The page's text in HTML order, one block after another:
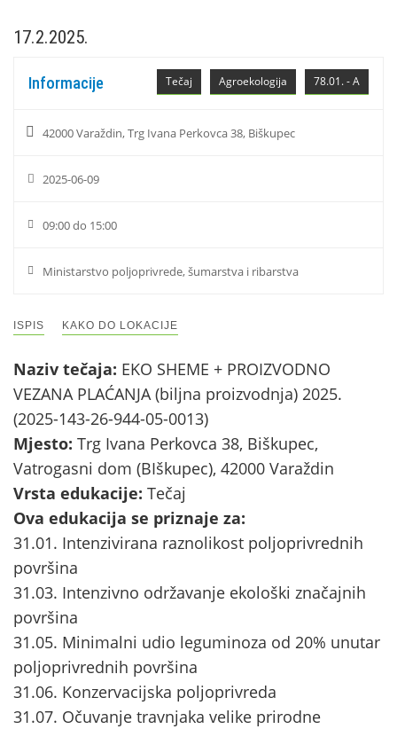
17.2.2025.
78.01. - A
Agroekologija
Tečaj
Informacije
42000 Varaždin, Trg Ivana Perkovca 38, Biškupec
2025-06-09
09:00 do 15:00
Ministarstvo poljoprivrede, šumarstva i ribarstva
ISPIS KAKO DO LOKACIJE
Naziv tečaja: EKO SHEME + PROIZVODNO
VEZANA PLAĆANJA (biljna proizvodnja) 2025.
(2025-143-26-944-05-0013)
Mjesto: Trg Ivana Perkovca 38, Biškupec,
Vatrogasni dom (BIškupec), 42000 Varaždin
Vrsta edukacije: Tečaj
Ova edukacija se priznaje za:
31.01. Intenzivirana raznolikost poljoprivrednih
površina
31.03. Intenzivno održavanje ekološki značajnih
površina
31.05. Minimalni udio leguminoza od 20% unutar
poljoprivrednih površina
31.06. Konzervacijska poljoprivreda
31.07. Očuvanje travnjaka velike prirodne